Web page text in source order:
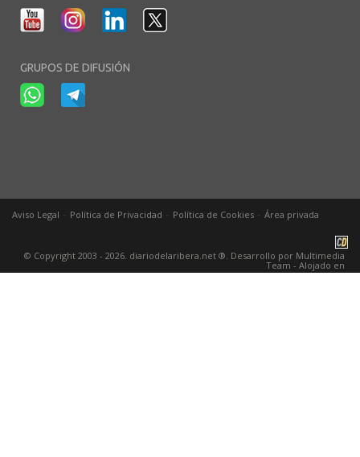
GRUPOS DE DIFUSIÓN
Aviso Legal Política de Privacidad Política de Cookies Área privada
© Copyright 2003 - 2026. diariodelaribera.net ®. Desarrollo por Multimedia
Team - Alojado en